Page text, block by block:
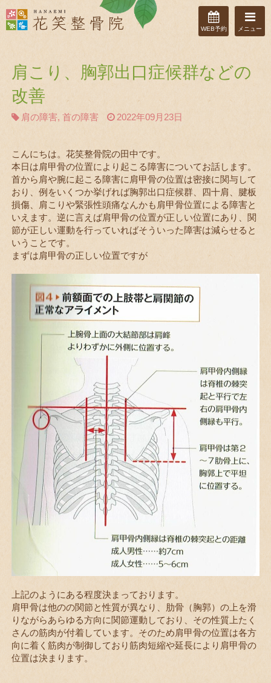
WEB予約 メニュー
肩こり、胸郭出口症候群などの
改善
肩の障害, 首の障害 2022年09月23日
こんにちは。花笑整骨院の田中です。
本日は肩甲骨の位置により起こる障害についてお話します。
首から肩や腕に起こる障害に肩甲骨の位置は密接に関与して
おり、例をいくつか挙げれば胸郭出口症候群、四十肩、腱板
損傷、肩こりや緊張性頭痛なんかも肩甲骨位置による障害と
いえます。逆に言えば肩甲骨の位置が正しい位置にあり、関
節が正しい運動を行っていればそういった障害は減らせると
いうことです。
まずは肩甲骨の正しい位置ですが
上記のようにある程度決まっております。
肩甲骨は他のの関節と性質が異なり、肋骨（胸郭）の上を滑
りながらあらゆる方向に関節運動しており、その性質上たく
さんの筋肉が付着しています。そのため肩甲骨の位置は各方
向に着く筋肉が制御しており筋肉短縮や延長により肩甲骨の
位置は決まります。